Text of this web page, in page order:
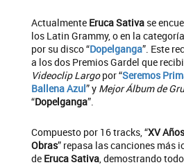
Actualmente Eruca Sativa se
los Latin Grammy, o en la categoría
por su disco “Dopelganga”. Este
a los dos Premios Gardel que
Videoclip Largopor “Seremos
Ballena Azul” y Mejor Álbum de
“Dopelganga”.
Compuesto por 16 tracks, “XV
Obras” repasa las canciones más
de Eruca Sativa, demostrando